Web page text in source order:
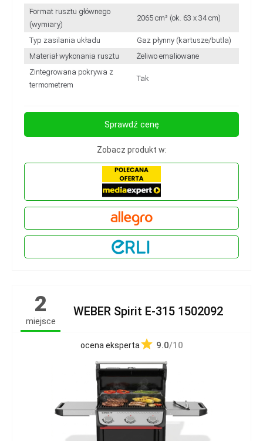
Format rusztu głównego
(wymiary)
2065 cm² (ok. 63 x 34 cm)
Typ zasilania układu
Gaz płynny (kartusze/butla)
Materiał wykonania rusztu
Żeliwo emaliowane
Zintegrowana pokrywa z
termometrem
Tak
Sprawdź cenę
Zobacz produkt w:
2
miejsce
WEBER Spirit E-315 1502092
ocena eksperta 9.0/10